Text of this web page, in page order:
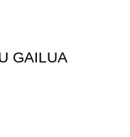
GAILUA